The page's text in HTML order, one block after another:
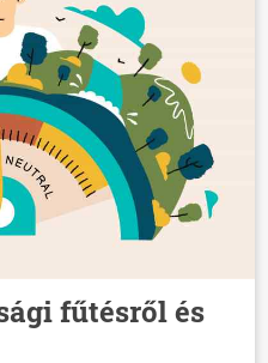
fűtésről és